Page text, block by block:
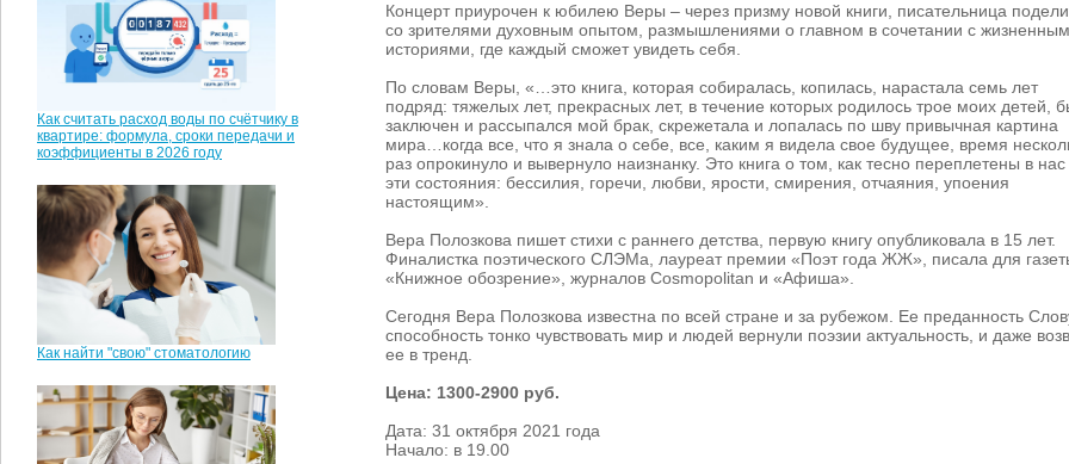
Как считать расход воды по счётчику в
квартире: формула, сроки передачи и
коэффициенты в 2026 году
Как найти "свою" стоматологию
Концерт приурочен к юбилею Веры – через призму новой книги, писательница
со зрителями духовным опытом, размышлениями о главном в сочетании с
историями, где каждый сможет увидеть себя.
По словам Веры, «…это книга, которая собиралась, копилась, нарастала семь лет
подряд: тяжелых лет, прекрасных лет, в течение которых родилось трое моих детей,
заключен и рассыпался мой брак, скрежетала и лопалась по шву привычная картина
мира…когда все, что я знала о себе, все, каким я видела свое будущее, время
раз опрокинуло и вывернуло наизнанку. Это книга о том, как тесно переплетены в нас
эти состояния: бессилия, горечи, любви, ярости, смирения, отчаяния, упоения
настоящим».
Вера Полозкова пишет стихи с раннего детства, первую книгу опубликовала в 15 лет.
Финалистка поэтического СЛЭМа, лауреат премии «Поэт года ЖЖ», писала для
«Книжное обозрение», журналов Cosmopolitan и «Афиша».
Сегодня Вера Полозкова известна по всей стране и за рубежом. Ее преданность
способность тонко чувствовать мир и людей вернули поэзии актуальность, и даже
ее в тренд.
Цена: 1300-2900 руб.
Дата: 31 октября 2021 года
Начало: в 19.00